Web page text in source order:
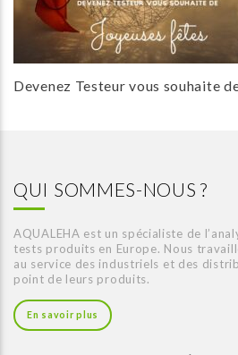
Devenez Testeur vous souhaite
QUI SOMMES-NOUS ?
AQUALEHA est un spécialiste de
tests produits en Europe. Nous
au service des industriels et des
point de leurs produits.
En savoir plus